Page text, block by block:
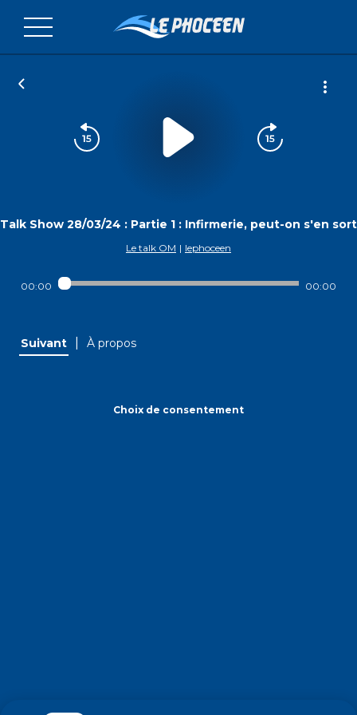
Talk Show 28/03/24 : Partie 1 : Infirmerie, peut-on s'en
Le talk OM | lephoceen
00:00 00:00
Suivant À propos
Choix de consentement